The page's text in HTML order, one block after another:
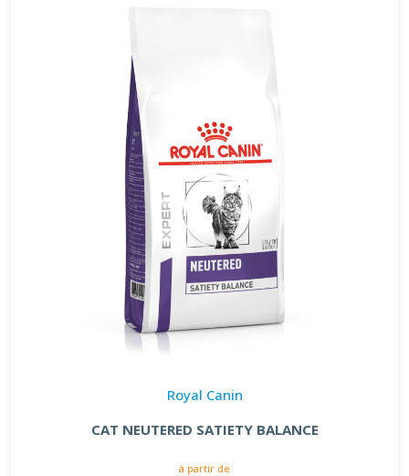
Royal Canin
CAT NEUTERED SATIETY BALANCE
à partir de